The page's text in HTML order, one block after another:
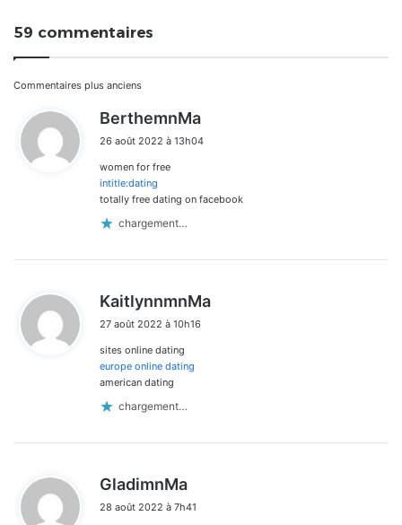
59 commentaires
Navigation
dans
les
commentaires
Commentaires plus anciens
BerthemnMa
t
26 août 2022 à 13h04
women for free
intitle:dating
totally free dating on facebook
chargement…
KaitlynnmnMa
27 août 2022 à 10h16
sites online dating
europe online dating
american dating
chargement…
GladimnMa
t
28 août 2022 à 7h41